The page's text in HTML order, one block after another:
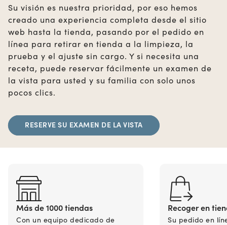
Su visión es nuestra prioridad, por eso hemos
creado una experiencia completa desde el sitio
web hasta la tienda, pasando por el pedido en
línea para retirar en tienda a la limpieza, la
prueba y el ajuste sin cargo. Y si necesita una
receta, puede reservar fácilmente un examen de
la vista para usted y su familia con solo unos
pocos clics.
RESERVE SU EXAMEN DE LA VISTA
Más de 1000 tiendas
Con un equipo dedicado de
Recoger en
Su pedido en